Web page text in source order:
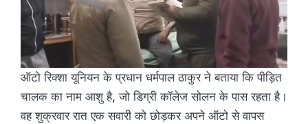
ऑटो रिक्शा यूनियन के प्रधान धर्मपाल ठाकुर ने बताया कि पीड़ित
चालक का नाम आशु है, जो डिग्री कॉलेज सोलन के पास रहता है।
वह शुक्रवार रात एक सवारी को छोड़कर अपने ऑटो से वापस